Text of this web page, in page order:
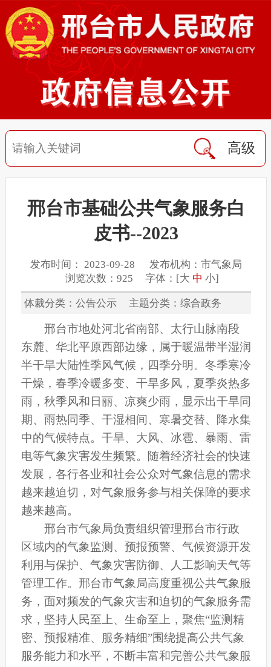
高级
邢台市基础公共气象服务白
皮书--2023
发布时间： 2023-09-28 发布机构：市气象局
浏览次数：925 字体：[大 中 小]
体裁分类：公告公示 主题分类：综合政务
邢台市地处河北省南部、太行山脉南段
东麓、华北平原西部边缘，属于暖温带半湿润
半干旱大陆性季风气候，四季分明。冬季寒冷
干燥，春季冷暖多变、干旱多风，夏季炎热多
雨，秋季风和日丽、凉爽少雨，显示出干旱同
期、雨热同季、干湿相间、寒暑交替、降水集
中的气候特点。干旱、大风、冰雹、暴雨、雷
电等气象灾害发生频繁。随着经济社会的快速
发展，各行各业和社会公众对气象信息的需求
越来越迫切，对气象服务参与相关保障的要求
越来越高。
邢台市气象局负责组织管理邢台市行政
区域内的气象监测、预报预警、气候资源开发
利用与保护、气象灾害防御、人工影响天气等
管理工作。邢台市气象局高度重视公共气象服
务，面对频发的气象灾害和迫切的气象服务需
求，坚持人民至上、生命至上，聚焦“监测精
密、预报精准、服务精细”围绕提高公共气象
服务能力和水平，不断丰富和完善公共气象服